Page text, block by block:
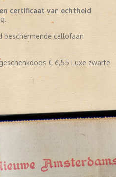
certificaat van echtheid
beschermende cellofaan
€ 6,55 Luxe zwarte